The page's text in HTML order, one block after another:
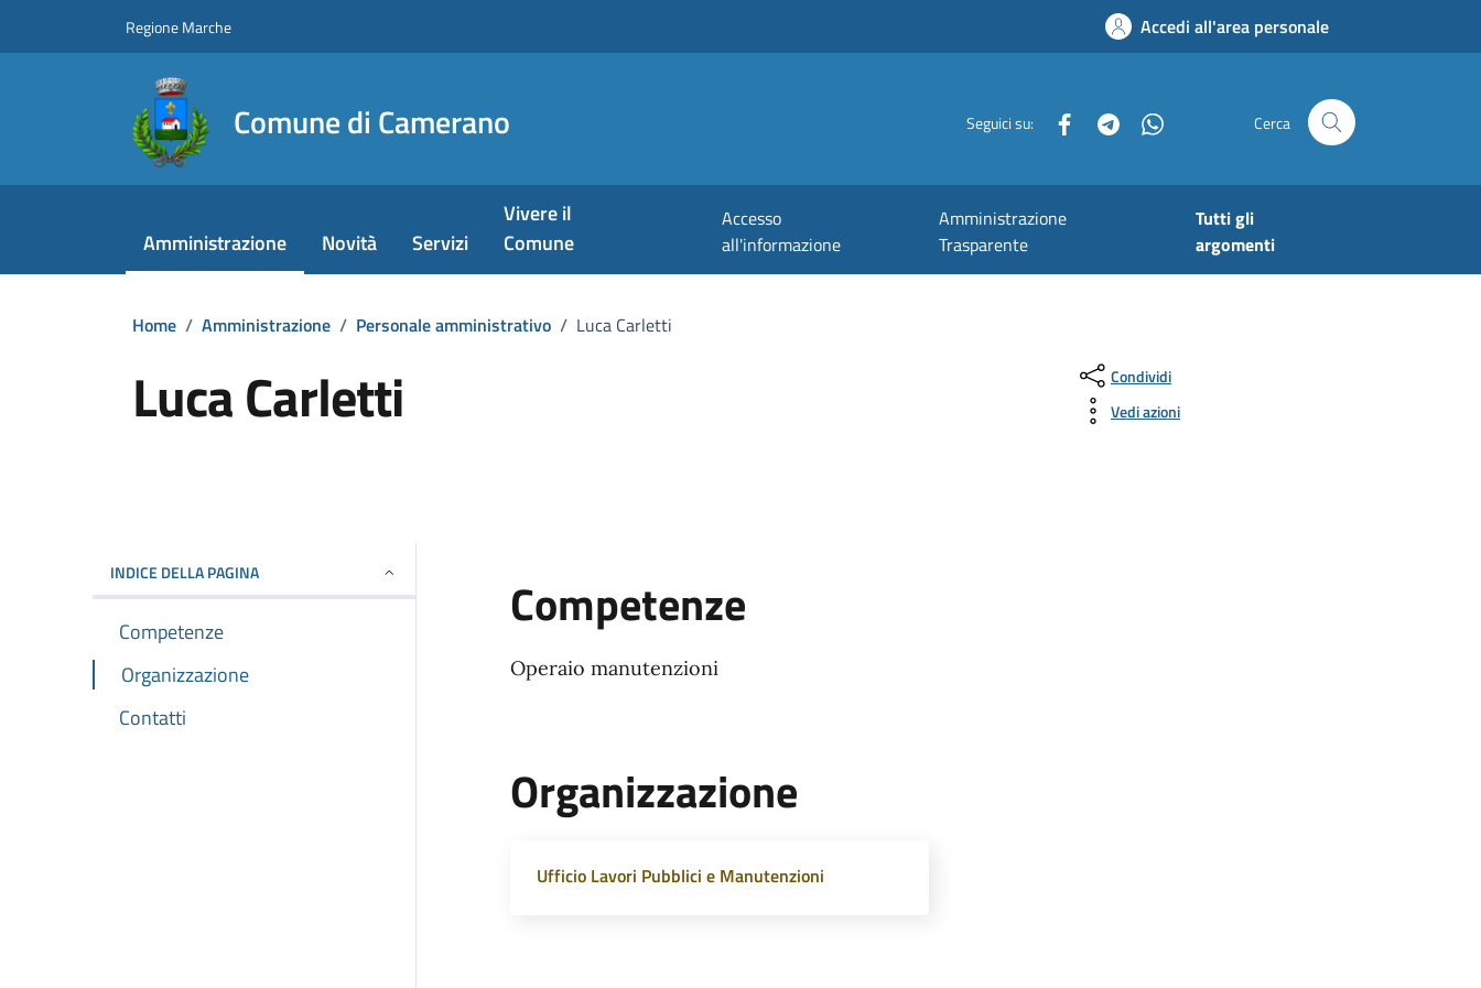
Regione Marche Accedi all'area personale
Comune di Camerano Seguici su: FacebookTelegram Cerca
Amministrazione Novità Servizi
Vivere il
Comune
Accesso
all'informazione
Amministrazione
Trasparente
Tutti gli
argomenti
Home / Amministrazione / Personale amministrativo / Luca Carletti
Luca Carletti
Condividi
Vedi azioni
INDICE DELLA PAGINA
Competenze
Organizzazione
Contatti
Competenze
Operaio manutenzioni
Organizzazione
Ufficio Lavori Pubblici e Manutenzioni